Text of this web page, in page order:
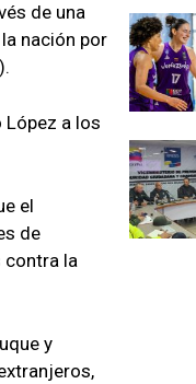
de una
nación por
López a los
el
de
contra la
y